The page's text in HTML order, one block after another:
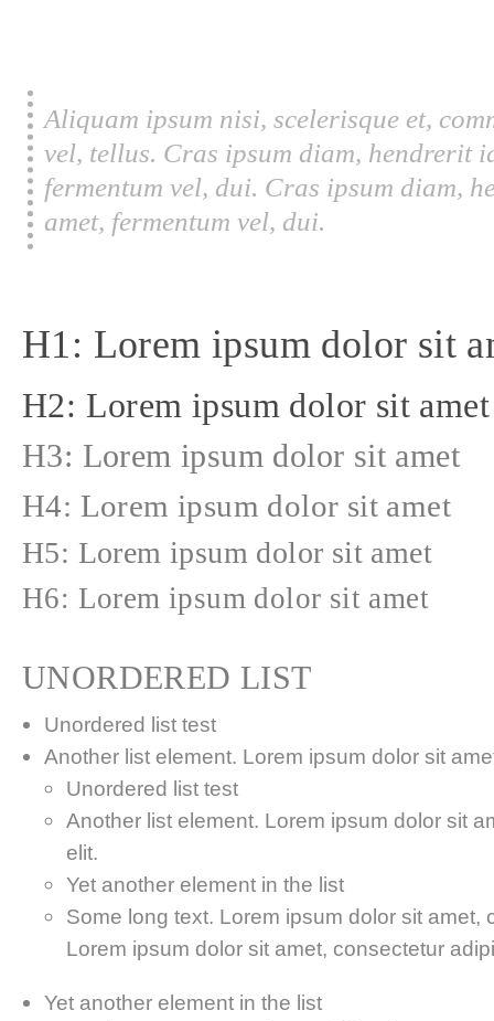
Aliquam ipsum nisi, scelerisque et,
vel, tellus. Cras ipsum diam, hendrerit
fermentum vel, dui. Cras ipsum diam,
amet, fermentum vel, dui.
H1: Lorem ipsum dolor sit
H2: Lorem ipsum dolor sit amet
H3: Lorem ipsum dolor sit amet
H4: Lorem ipsum dolor sit amet
H5: Lorem ipsum dolor sit amet
H6: Lorem ipsum dolor sit amet
UNORDERED LIST
Unordered list test
Another list element. Lorem ipsum dolor sit
Unordered list test
Another list element. Lorem ipsum dolor sit
elit.
Yet another element in the list
Some long text. Lorem ipsum dolor sit amet,
Lorem ipsum dolor sit amet, consectetur
Yet another element in the list